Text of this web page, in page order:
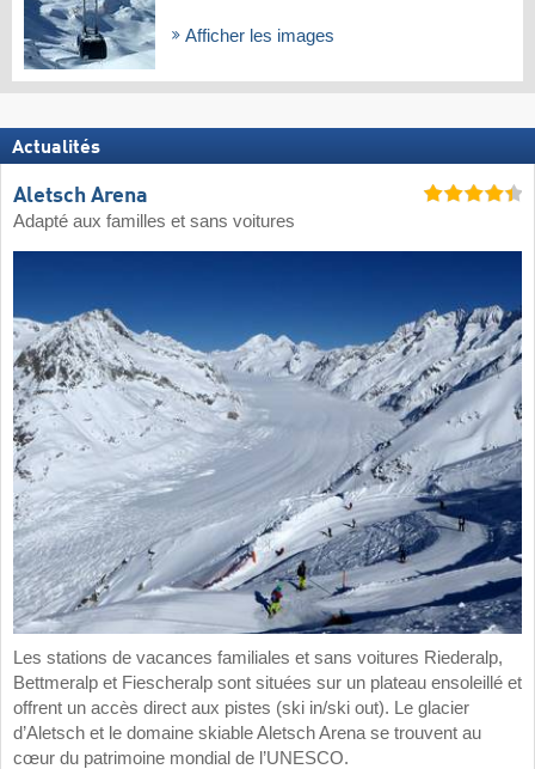
Afficher les images
Actualités
Aletsch Arena
Adapté aux familles et sans voitures
Les stations de vacances familiales et sans voitures Riederalp,
Bettmeralp et Fiescheralp sont situées sur un plateau ensoleillé et
offrent un accès direct aux pistes (ski in/ski out). Le glacier
d’Aletsch et le domaine skiable Aletsch Arena se trouvent au
cœur du patrimoine mondial de l’UNESCO.